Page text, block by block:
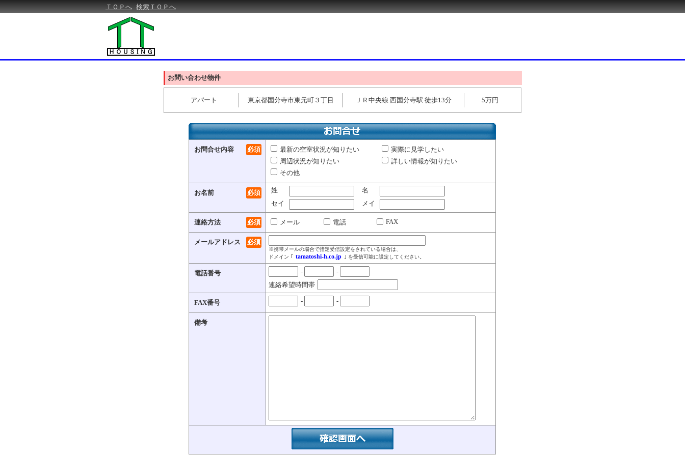
ＴＯＰへ 検索ＴＯＰへ
お問い合わせ物件
アパート 東京都国分寺市東元町３丁目 ＪＲ中央線 西国分寺駅 徒歩13分 5万円
お問合せ内容 必須 最新の空室状況が知りたい
実際に見学したい
周辺状況が知りたい
詳しい情報が知りたい
その他
お名前 必須 姓
名
セイ
メイ
連絡方法 必須 メール 電話 FAX
メールアドレス 必須
※携帯メールの場合で指定受信設定をされている場合は、
ドメイン ｢ tamatoshi-h.co.jp ｣ を受信可能に設定してください。
電話番号 -
-
連絡希望時間帯
FAX番号 - -
備考